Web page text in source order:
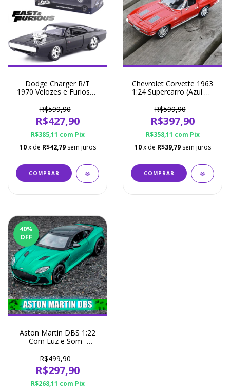
Dodge Charger R/T
1970 Velozes e Furiosos
R$599,90
R$427,90
R$385,11 com Pix
10 x de R$42,79 sem juros
Chevrolet Corvette 1963
1:24 Supercarro (Azul ou
R$599,90
R$397,90
R$358,11 com Pix
10 x de R$39,79 sem juros
COMPRAR
40%
OFF
Aston Martin DBS 1:22
Com Luz e Som -
Disponíveis
R$499,90
R$297,90
R$268,11 com Pix